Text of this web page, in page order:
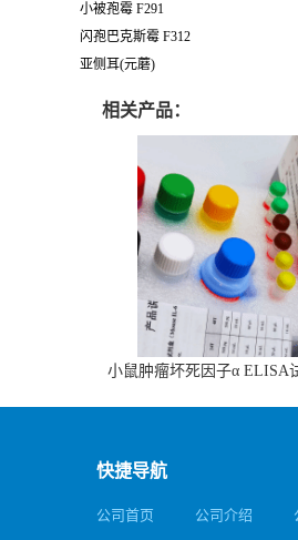
小被孢霉 F291
闪孢巴克斯霉 F312
亚侧耳(元蘑)
相关产品：
小鼠肿瘤坏死因子α ELISA
快捷导航
公司首页 公司介绍